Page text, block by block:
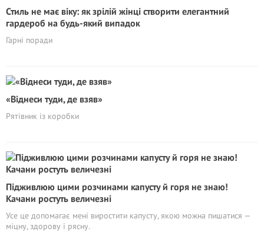
Стиль не має віку: як зрілій жінці створити елегантний
гардероб на будь-який випадок
Гарні поради
«Віднеси туди, де взяв»
Рятівник із коробки
Підживлюю цими розчинами капусту й горя не знаю!
Качани ростуть величезні
Усе це допомагає мені виростити капусту, якою можна пишатися —
міцну, здорову і рясну.